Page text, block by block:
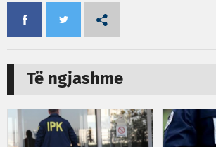
Të ngjashme